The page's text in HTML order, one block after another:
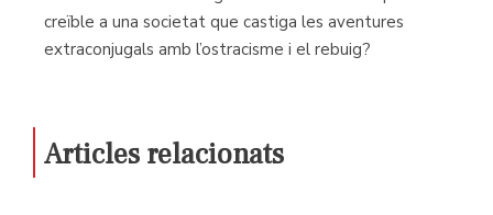
creïble a una societat que castiga les aventures
extraconjugals amb l’ostracisme i el rebuig?
Articles relacionats